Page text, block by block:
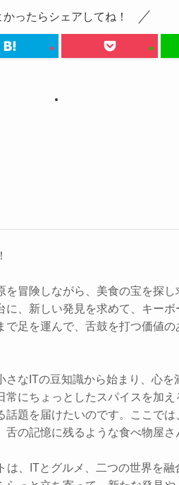
かったらシェアしてね！
を冒険しながら、美食の宝を探
に、新しい発見を求めて、キー
で足を運んで、舌鼓を打つ価値
さなITの豆知識から始まり、心を
常にちょっとしたスパイスを加え
話題を届けたいのです。ここで
舌の記憶に残るような食べ物屋さ
は、ITとグルメ、二つの世界を